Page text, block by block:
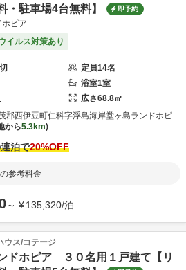
・駐車場4台無料】
即予約
ピア
イルス対策あり
定員14名
浴室1室
広さ68.8㎡
郡西伊豆町仁科字浮島海岸堂ヶ島ランドホピ
から5.3km
泊で20%OFF
参考料金
～ ¥135,320/泊
ウス/コテージ
ドホピア ３０名用１戸建て【リ